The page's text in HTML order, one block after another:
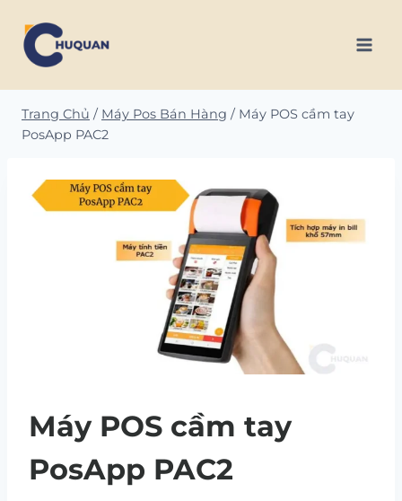
content
Trang Chủ / Máy Pos Bán Hàng / Máy POS cầm tay
PosApp PAC2
Máy POS cầm tay
PosApp PAC2